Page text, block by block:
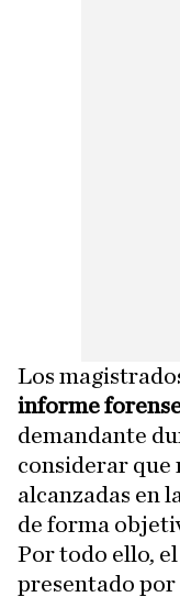
Los
informe
demandante
considerar que
alcanzadas en
de forma
Por todo ello,
presentado